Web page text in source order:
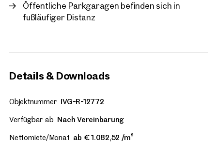
Öffentliche Parkgaragen befinden sich in
fußläufiger Distanz
Details & Downloads
Objektnummer IVG-R-12772
Verfügbar ab Nach Vereinbarung
Nettomiete/Monat ab € 1.082,52 /m²